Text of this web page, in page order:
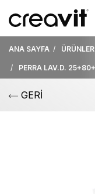
ANA SAYFA ÜRÜNLER
PERRA LAV.D.
GERİ